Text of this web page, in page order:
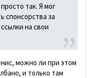
так. Я мог
спонсорства за
на свои
можно ли при этом
и только там